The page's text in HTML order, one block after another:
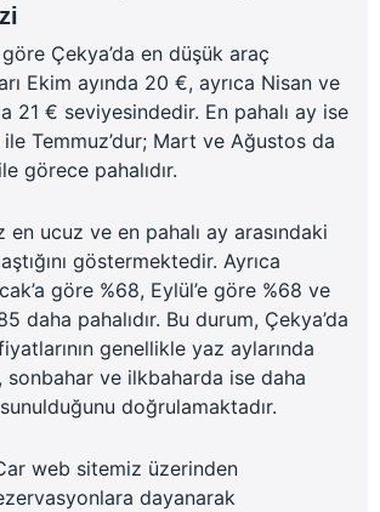
Çekya’da en düşük araç
Ekim ayında 20 €, ayrıca Nisan ve
21 € seviyesindedir. En pahalı ay ise
Temmuz’dur; Mart ve Ağustos da
görece pahalıdır.
ucuz ve en pahalı ay arasındaki
göstermektedir. Ayrıca
göre %68, Eylül’e göre %68 ve
daha pahalıdır. Bu durum, Çekya’da
genellikle yaz aylarında
sonbahar ve ilkbaharda ise daha
doğrulamaktadır.
web sitemiz üzerinden
dayanarak